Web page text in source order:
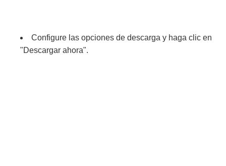
Configure las opciones de descarga y haga clic en
"Descargar ahora".